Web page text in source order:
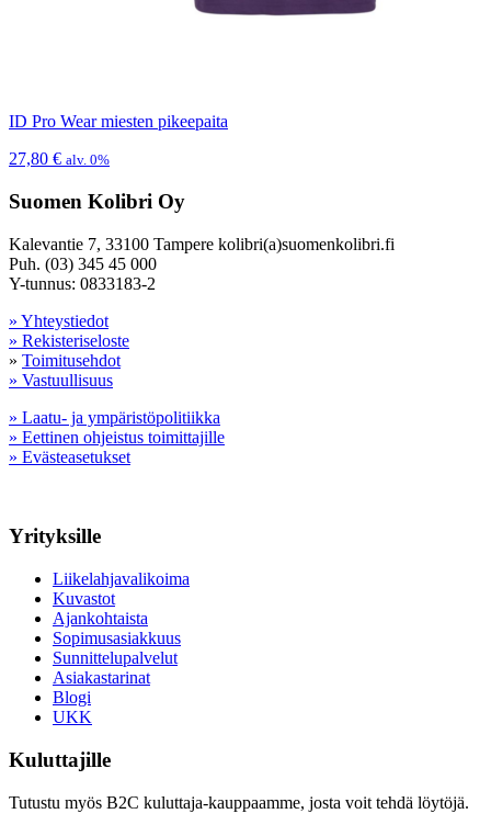
ID Pro Wear miesten pikeepaita
27,80 € alv. 0%
Suomen Kolibri Oy
Kalevantie 7, 33100 Tampere kolibri(a)suomenkolibri.fi
Puh. (03) 345 45 000
Y-tunnus: 0833183-2
» Yhteystiedot
» Rekisteriseloste
» Toimitusehdot
» Vastuullisuus
» Laatu- ja ympäristöpolitiikka
» Eettinen ohjeistus toimittajille
» Evästeasetukset
Yrityksille
Liikelahjavalikoima
Kuvastot
Ajankohtaista
Sopimusasiakkuus
Sunnittelupalvelut
Asiakastarinat
Blogi
UKK
Kuluttajille
Tutustu myös B2C kuluttaja-kauppaamme, josta voit tehdä löytöjä.